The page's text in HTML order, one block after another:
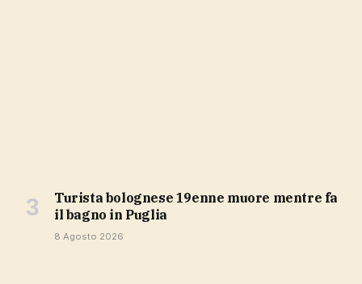
Turista bolognese 19enne muore mentre fa
il bagno in Puglia
8 Agosto 2026